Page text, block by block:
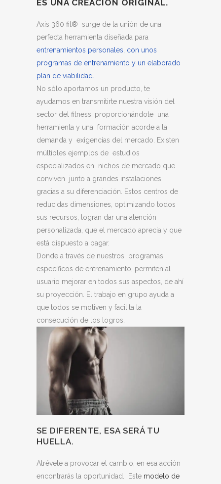
ES UNA CREACIÓN ORIGINAL.
Axis 360 fit® surge de la unión de una
perfecta herramienta diseñada para
entrenamientos personales, con unos
programas de entrenamiento y un elaborado
plan de viabilidad.
No sólo aportamos un producto, te
ayudamos en transmitirte nuestra visión del
sector del fitness, proporcionándote una
herramienta y una formación acorde a la
demanda y exigencias del mercado. Existen
múltiples ejemplos de estudios
especializados en nichos de mercado que
conviven junto a grandes instalaciones
gracias a su diferenciación. Estos centros de
reducidas dimensiones, optimizando todos
sus recursos, logran dar una atención
personalizada, que el mercado aprecia y que
está dispuesto a pagar.
Donde a través de nuestros programas
específicos de entrenamiento, permiten al
usuario mejorar en todos sus aspectos, de ahí
su proyección. El trabajo en grupo ayuda a
que todos se motiven y facilita la
consecución de los logros.
SE DIFERENTE, ESA SERÁ TU
HUELLA.
Atrévete a provocar el cambio, en esa acción
encontrarás la oportunidad. Este modelo de